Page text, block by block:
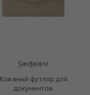
Кожаный футляр для
документов